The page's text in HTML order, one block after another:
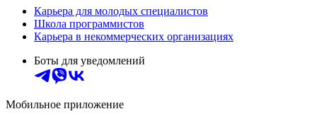
Карьера для молодых специалистов
Школа программистов
Карьера в некоммерческих организациях
Боты для уведомлений
Мобильное приложение